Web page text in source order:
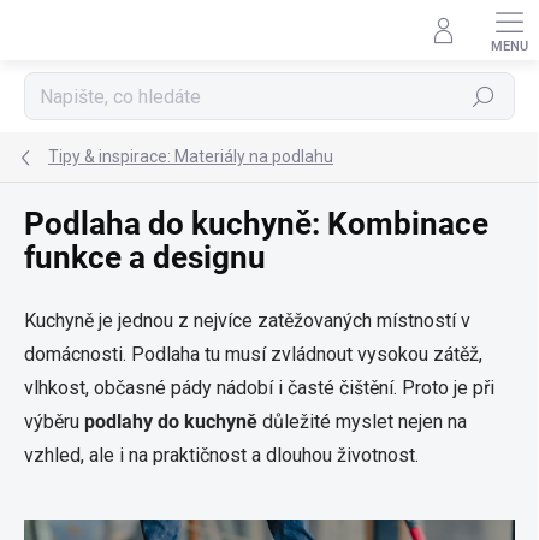
Hledat
Tipy & inspirace: Materiály na podlahu
Podlaha do kuchyně: Kombinace
funkce a designu
Kuchyně je jednou z nejvíce zatěžovaných místností v
domácnosti. Podlaha tu musí zvládnout vysokou zátěž,
vlhkost, občasné pády nádobí i časté čištění. Proto je při
výběru podlahy do kuchyně důležité myslet nejen na
vzhled, ale i na praktičnost a dlouhou životnost.